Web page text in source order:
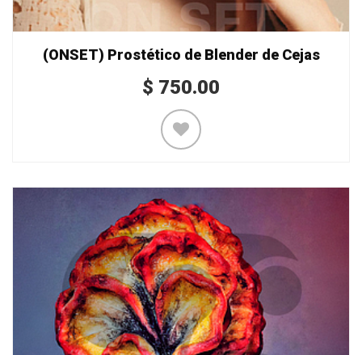
(ONSET) Prostético de Blender de Cejas
$ 750.00